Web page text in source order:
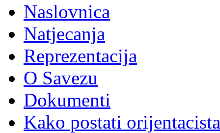
Naslovnica
Natjecanja
Reprezentacija
O Savezu
Dokumenti
Kako postati